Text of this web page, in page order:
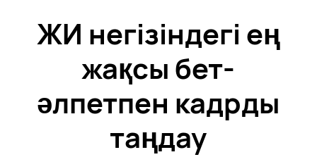
ЖИ негізіндегі ең
жақсы бет-
әлпетпен кадрды
таңдау